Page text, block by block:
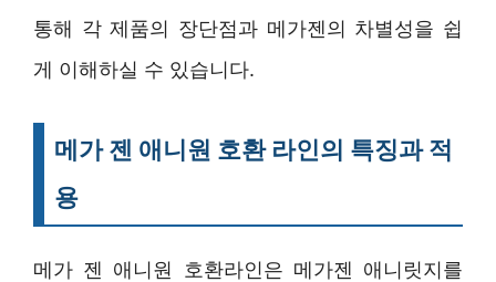
통해 각 제품의 장단점과 메가젠의 차별성을 쉽
게 이해하실 수 있습니다.
메가 젠 애니원 호환 라인의 특징과 적
용
메가 젠 애니원 호환라인은 메가젠 애니릿지를